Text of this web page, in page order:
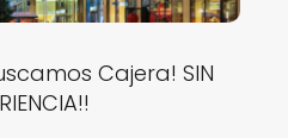
Cajera! SIN